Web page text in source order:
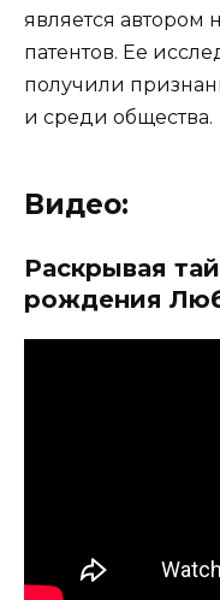
является автором
патентов. Ее
получили
и среди общества.
Видео:
Раскрывая
рождения